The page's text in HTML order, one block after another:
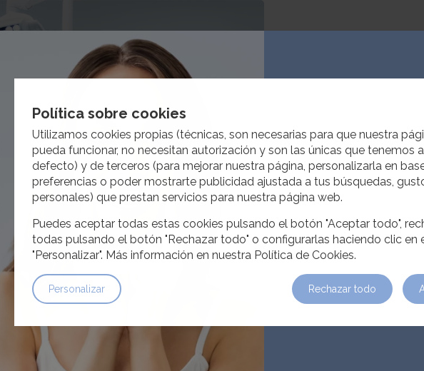
Los dientes pueden
sea por la falta de
problemas genéticos
duda consúltanos te
totalmente gratis.
PRECIO
PIDE TU CITA
descuento
primer
Consigue un 50% de
porcelana. Antes:
785€
Obtener
Política sobre cookies
Utilizamos cookies propias (técnicas, son necesarias para que nuestra
pueda funcionar, no necesitan autorización y son las únicas que tenemos
defecto) y de terceros (para mejorar nuestra página, personalizarla en
preferencias o poder mostrarte publicidad ajustada a tus búsquedas,
personales) que prestan servicios para nuestra página web.
Puedes aceptar todas estas cookies pulsando el botón "Aceptar todo",
todas pulsando el botón "Rechazar todo" o configurarlas haciendo clic en
"Personalizar". Más información en nuestra Política de Cookies.
Personalizar Rechazar todo